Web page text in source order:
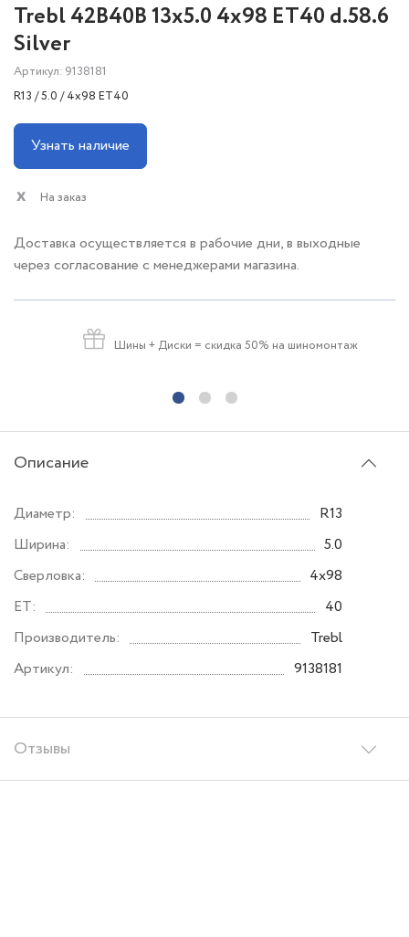
Trebl 42B40B 13x5.0 4x98 ET40 d.58.6
Silver
Артикул: 9138181
R13 / 5.0 / 4x98 ET40
Узнать наличие
На заказ
Доставка осуществляется в рабочие дни, в выходные
через согласование с менеджерами магазина.
Шины + Диски = скидка 50% на шиномонтаж
Описание
Отзывы
Диаметр:
R13
Ширина:
5.0
Сверловка:
4x98
ET:
40
Производитель:
Trebl
Артикул:
9138181